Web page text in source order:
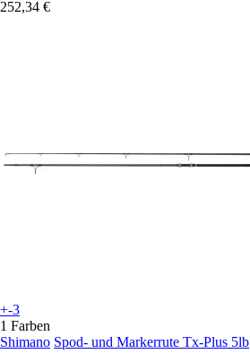
252,34 €
+-3
1 Farben
Shimano Spod- und Markerrute Tx-Plus 5lb